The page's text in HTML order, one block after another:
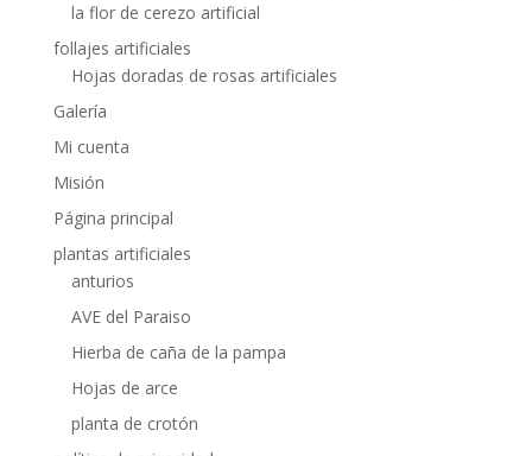
la flor de cerezo artificial
follajes artificiales
Hojas doradas de rosas artificiales
Galería
Mi cuenta
Misión
Página principal
plantas artificiales
anturios
AVE del Paraiso
Hierba de caña de la pampa
Hojas de arce
planta de crotón